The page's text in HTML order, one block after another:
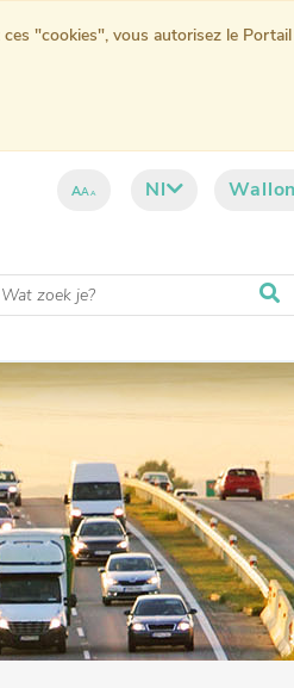
AAA Nl
"cookies", vous autorisez le